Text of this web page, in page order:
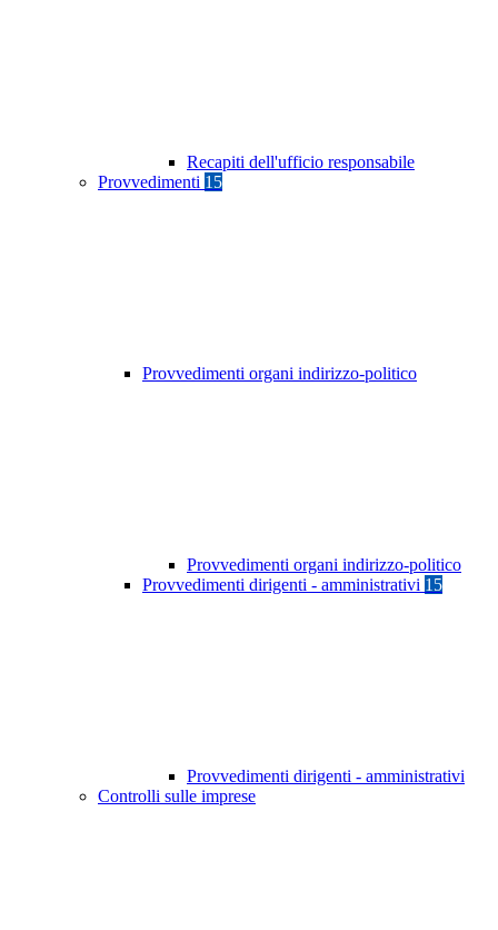
Recapiti dell'ufficio responsabile
Provvedimenti 15
Provvedimenti organi indirizzo-politico
Provvedimenti organi indirizzo-politico
Provvedimenti dirigenti - amministrativi 15
Provvedimenti dirigenti - amministrativi
Controlli sulle imprese